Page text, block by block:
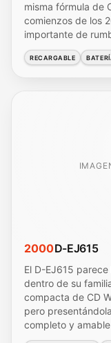
misma fórmula de
comienzos de los
importante de
RECARGABLE
2000D-EJ615
El D-EJ615
dentro de su
compacta de CD
pero
completo y